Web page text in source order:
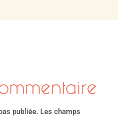
publiée. Les champs